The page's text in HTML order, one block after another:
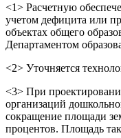
<1> Расчетную
учетом дефицита или
объектах общего
Департаментом
<2> Уточняется
<3> При
организаций
сокращение площади
процентов. Площадь